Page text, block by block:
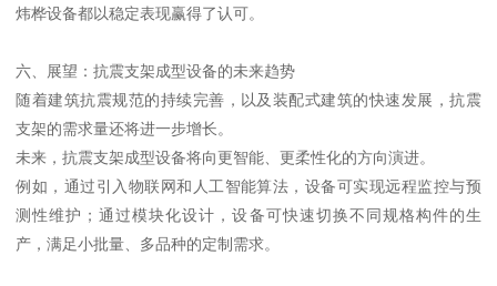
炜桦设备都以稳定表现赢得了认可。
六、展望：抗震支架成型设备的未来趋势
随着建筑抗震规范的持续完善，以及装配式建筑的快速发展，抗震
支架的需求量还将进一步增长。
未来，抗震支架成型设备将向更智能、更柔性化的方向演进。
例如，通过引入物联网和人工智能算法，设备可实现远程监控与预
测性维护；通过模块化设计，设备可快速切换不同规格构件的生
产，满足小批量、多品种的定制需求。